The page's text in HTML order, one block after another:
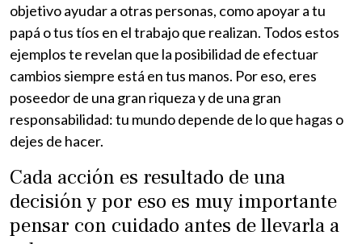
objetivo ayudar a otras personas, como apoyar a tu
papá o tus tíos en el trabajo que realizan. Todos estos
ejemplos te revelan que la posibilidad de efectuar
cambios siempre está en tus manos. Por eso, eres
poseedor de una gran riqueza y de una gran
responsabilidad: tu mundo depende de lo que hagas o
dejes de hacer.
Cada acción es resultado de una
decisión y por eso es muy importante
pensar con cuidado antes de llevarla a